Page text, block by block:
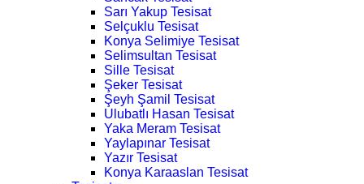
Sarı Yakup Tesisat
Selçuklu Tesisat
Konya Selimiye Tesisat
Selimsultan Tesisat
Sille Tesisat
Şeker Tesisat
Şeyh Şamil Tesisat
Ulubatlı Hasan Tesisat
Yaka Meram Tesisat
Yaylapınar Tesisat
Yazır Tesisat
Konya Karaaslan Tesisat